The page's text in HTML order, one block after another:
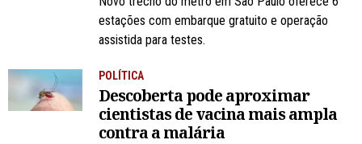
estações com embarque gratuito e operação
assistida para testes.
POLÍTICA
Descoberta pode aproximar
cientistas de vacina mais ampla
contra a malária